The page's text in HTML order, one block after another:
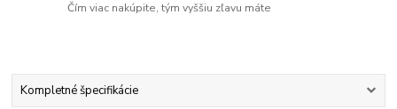
Čím viac nakúpite, tým vyššiu zľavu máte
Kompletné špecifikácie